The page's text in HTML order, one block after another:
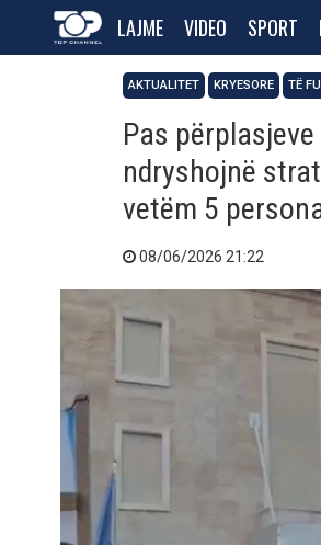
LAJME VIDEO SPORT
AKTUALITET KRYESORE TË
Pas
ndryshojnë
vetëm 5
08/06/2026 21:22